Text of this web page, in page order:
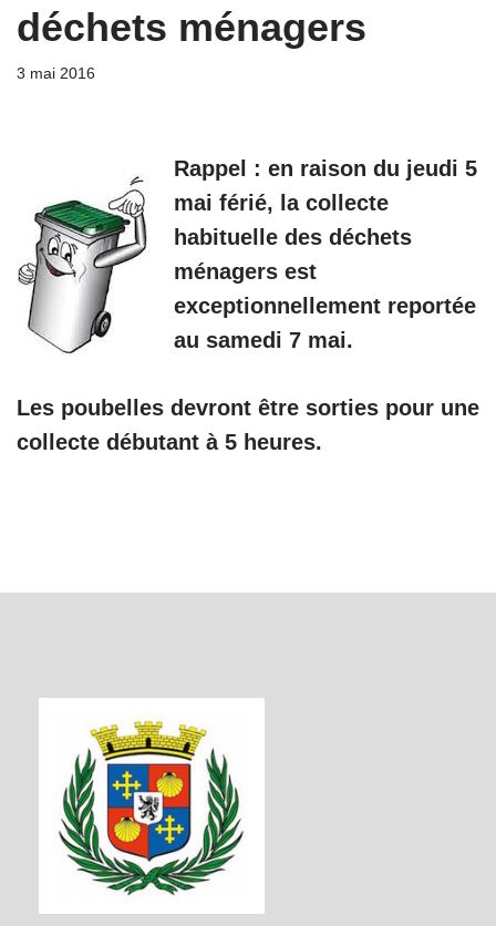
déchets ménagers
3 mai 2016
Rappel : en raison du jeudi 5
mai férié, la collecte
habituelle des déchets
ménagers est
exceptionnellement reportée
au samedi 7 mai.
Les poubelles devront être sorties pour une
collecte débutant à 5 heures.